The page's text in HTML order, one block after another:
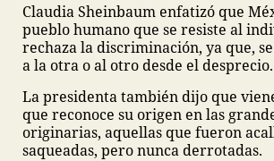
Claudia Sheinbaum enfatizó que
pueblo humano que se resiste al
rechaza la discriminación, ya que,
a la otra o al otro desde el desprecio.
La presidenta también dijo que
que reconoce su origen en las
originarias, aquellas que fueron
saqueadas, pero nunca derrotadas.